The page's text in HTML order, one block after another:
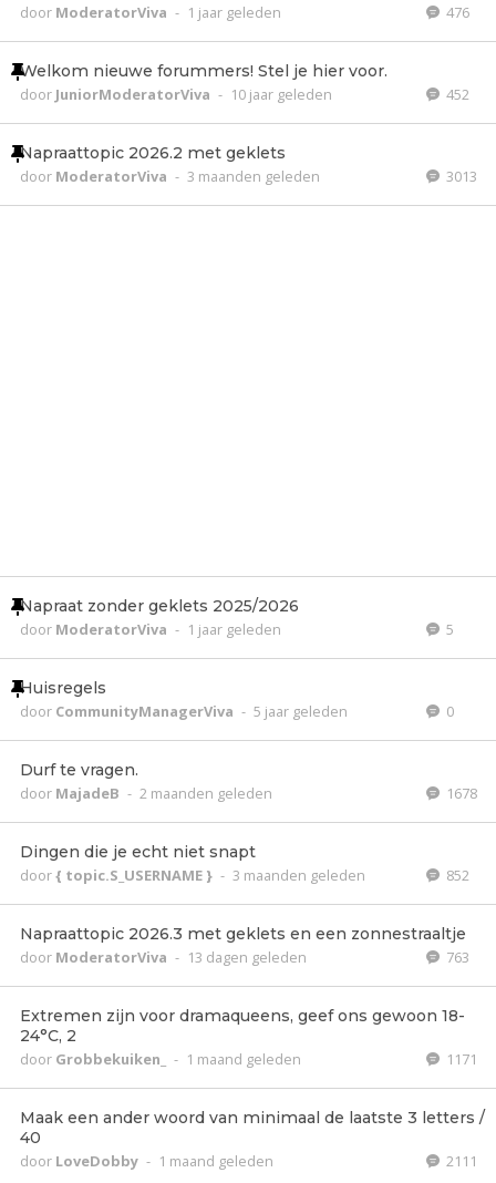
door ModeratorViva - 1 jaar geleden 476
Welkom nieuwe forummers! Stel je hier voor.
door JuniorModeratorViva - 10 jaar geleden 452
Napraattopic 2026.2 met geklets
door ModeratorViva - 3 maanden geleden 3013
Napraat zonder geklets 2025/2026
door ModeratorViva - 1 jaar geleden 5
Huisregels
door CommunityManagerViva - 5 jaar geleden 0
Durf te vragen.
door MajadeB - 2 maanden geleden 1678
Dingen die je echt niet snapt
door{ topic.S_USERNAME } - 3 maanden geleden 852
Napraattopic 2026.3 met geklets en een zonnestraaltje
door ModeratorViva - 13 dagen geleden 763
Extremen zijn voor dramaqueens, geef ons gewoon 18-
24°C, 2
door Grobbekuiken_ - 1 maand geleden 1171
Maak een ander woord van minimaal de laatste 3 letters /
40
door LoveDobby - 1 maand geleden 2111